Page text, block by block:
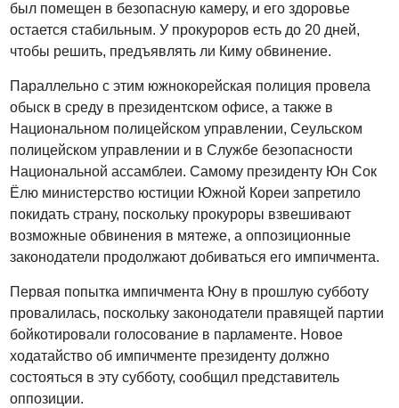
был помещен в безопасную камеру, и его здоровье
остается стабильным. У прокуроров есть до 20 дней,
чтобы решить, предъявлять ли Киму обвинение.
Параллельно с этим южнокорейская полиция провела
обыск в среду в президентском офисе, а также в
Национальном полицейском управлении, Сеульском
полицейском управлении и в Службе безопасности
Национальной ассамблеи. Самому президенту Юн Сок
Ёлю министерство юстиции Южной Кореи запретило
покидать страну, поскольку прокуроры взвешивают
возможные обвинения в мятеже, а оппозиционные
законодатели продолжают добиваться его импичмента.
Первая попытка импичмента Юну в прошлую субботу
провалилась, поскольку законодатели правящей партии
бойкотировали голосование в парламенте. Новое
ходатайство об импичменте президенту должно
состояться в эту субботу, сообщил представитель
оппозиции.